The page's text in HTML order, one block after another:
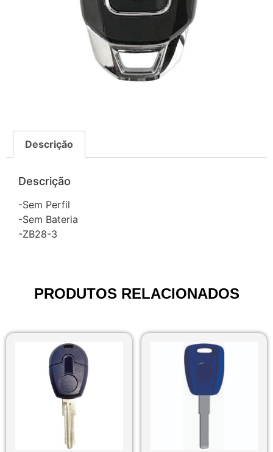
Descrição
Descrição
-Sem Perfil
-Sem Bateria
-ZB28-3
PRODUTOS RELACIONADOS